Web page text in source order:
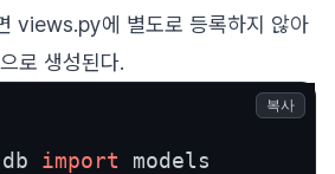
views.py에 별도로 등록하지 않아
로 생성된다.
import models
복사